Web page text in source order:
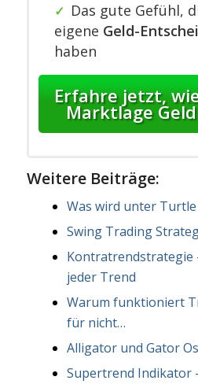
✓ Das gute Gefühl,
eigene Geld-
haben
Erfahre jetzt,
Marktlage
Weitere Beiträge:
Was wird unter
Swing Trading
Kontratrendstrategie
jeder Trend
Warum funktioniert
für nicht…
Alligator und Gator
Supertrend Indikator